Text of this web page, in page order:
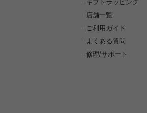
ギフトラッピング
店舗一覧
ご利用ガイド
よくある質問
修理/サポート